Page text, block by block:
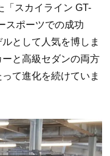
「スカイライン GT-
スポーツでの成功
として人気を博しま
と高級セダンの両方
て進化を続けていま